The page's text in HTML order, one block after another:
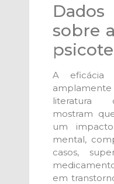
sobre
A eficácia
literatura
mostram
um
mental,
casos,
em